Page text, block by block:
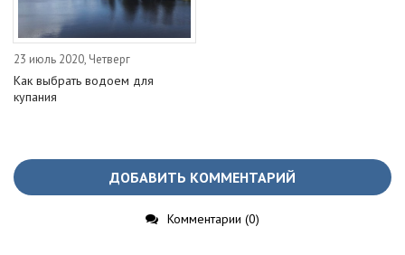
23 июль 2020, Четверг
Как выбрать водоем для
купания
ДОБАВИТЬ КОММЕНТАРИЙ
Комментарии (0)